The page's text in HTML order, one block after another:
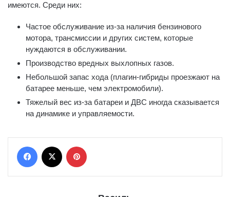
имеются. Среди них:
Частое обслуживание из-за наличия бензинового
мотора, трансмиссии и других систем, которые
нуждаются в обслуживании.
Производство вредных выхлопных газов.
Небольшой запас хода (плагин-гибриды проезжают на
батарее меньше, чем электромобили).
Тяжелый вес из-за батареи и ДВС иногда сказывается
на динамике и управляемости.